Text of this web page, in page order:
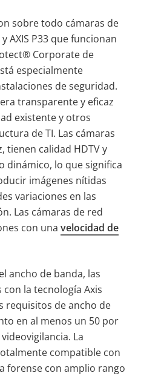
sobre todo cámaras de
AXIS P33 que funcionan
Corporate de
especialmente
de seguridad.
transparente y eficaz
existente y otros
de TI. Las cámaras
tienen calidad HDTV y
dinámico, lo que significa
imágenes nítidas
variaciones en las
Las cámaras de red
con una velocidad de
ancho de banda, las
la tecnología Axis
requisitos de ancho de
en al menos un 50 por
La
compatible con
forense con amplio rango